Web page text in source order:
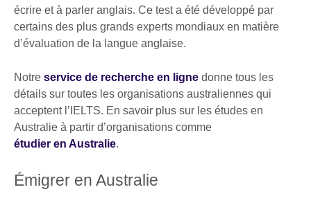
écrire et à parler anglais. Ce test a été développé par
certains des plus grands experts mondiaux en matière
d’évaluation de la langue anglaise.
Notre service de recherche en ligne donne tous les
détails sur toutes les organisations australiennes qui
acceptent l’IELTS. En savoir plus sur les études en
Australie à partir d’organisations comme
étudier en Australie.
Émigrer en Australie